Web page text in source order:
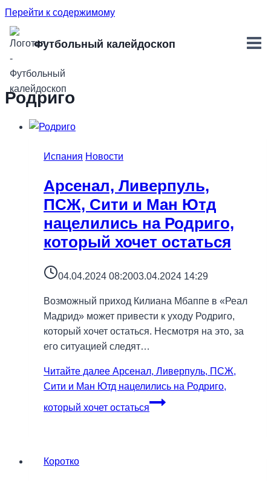
Перейти к содержимому
Футбольный калейдоскоп
Родриго
Испания Новости
Арсенал, Ливерпуль,
ПСЖ, Сити и Ман Ютд
нацелились на Родриго,
который хочет остаться
04.04.2024 08:2003.04.2024 14:29
Возможный приход Килиана Мбаппе в «Реал
Мадрид» может привести к уходу Родриго,
который хочет остаться. Несмотря на это, за
его ситуацией следят…
Читайте далее Арсенал, Ливерпуль, ПСЖ,
Сити и Ман Ютд нацелились на Родриго,
который хочет остаться
Коротко